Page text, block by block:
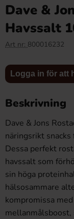
x 6st
Dave &
Havssalt
Art nr: 800016232
Logga in för att
Beskrivning
Dave & Jons
näringsrikt
Dessa perfekt
havssalt som
sin höga
hälsosammare
kompromissa